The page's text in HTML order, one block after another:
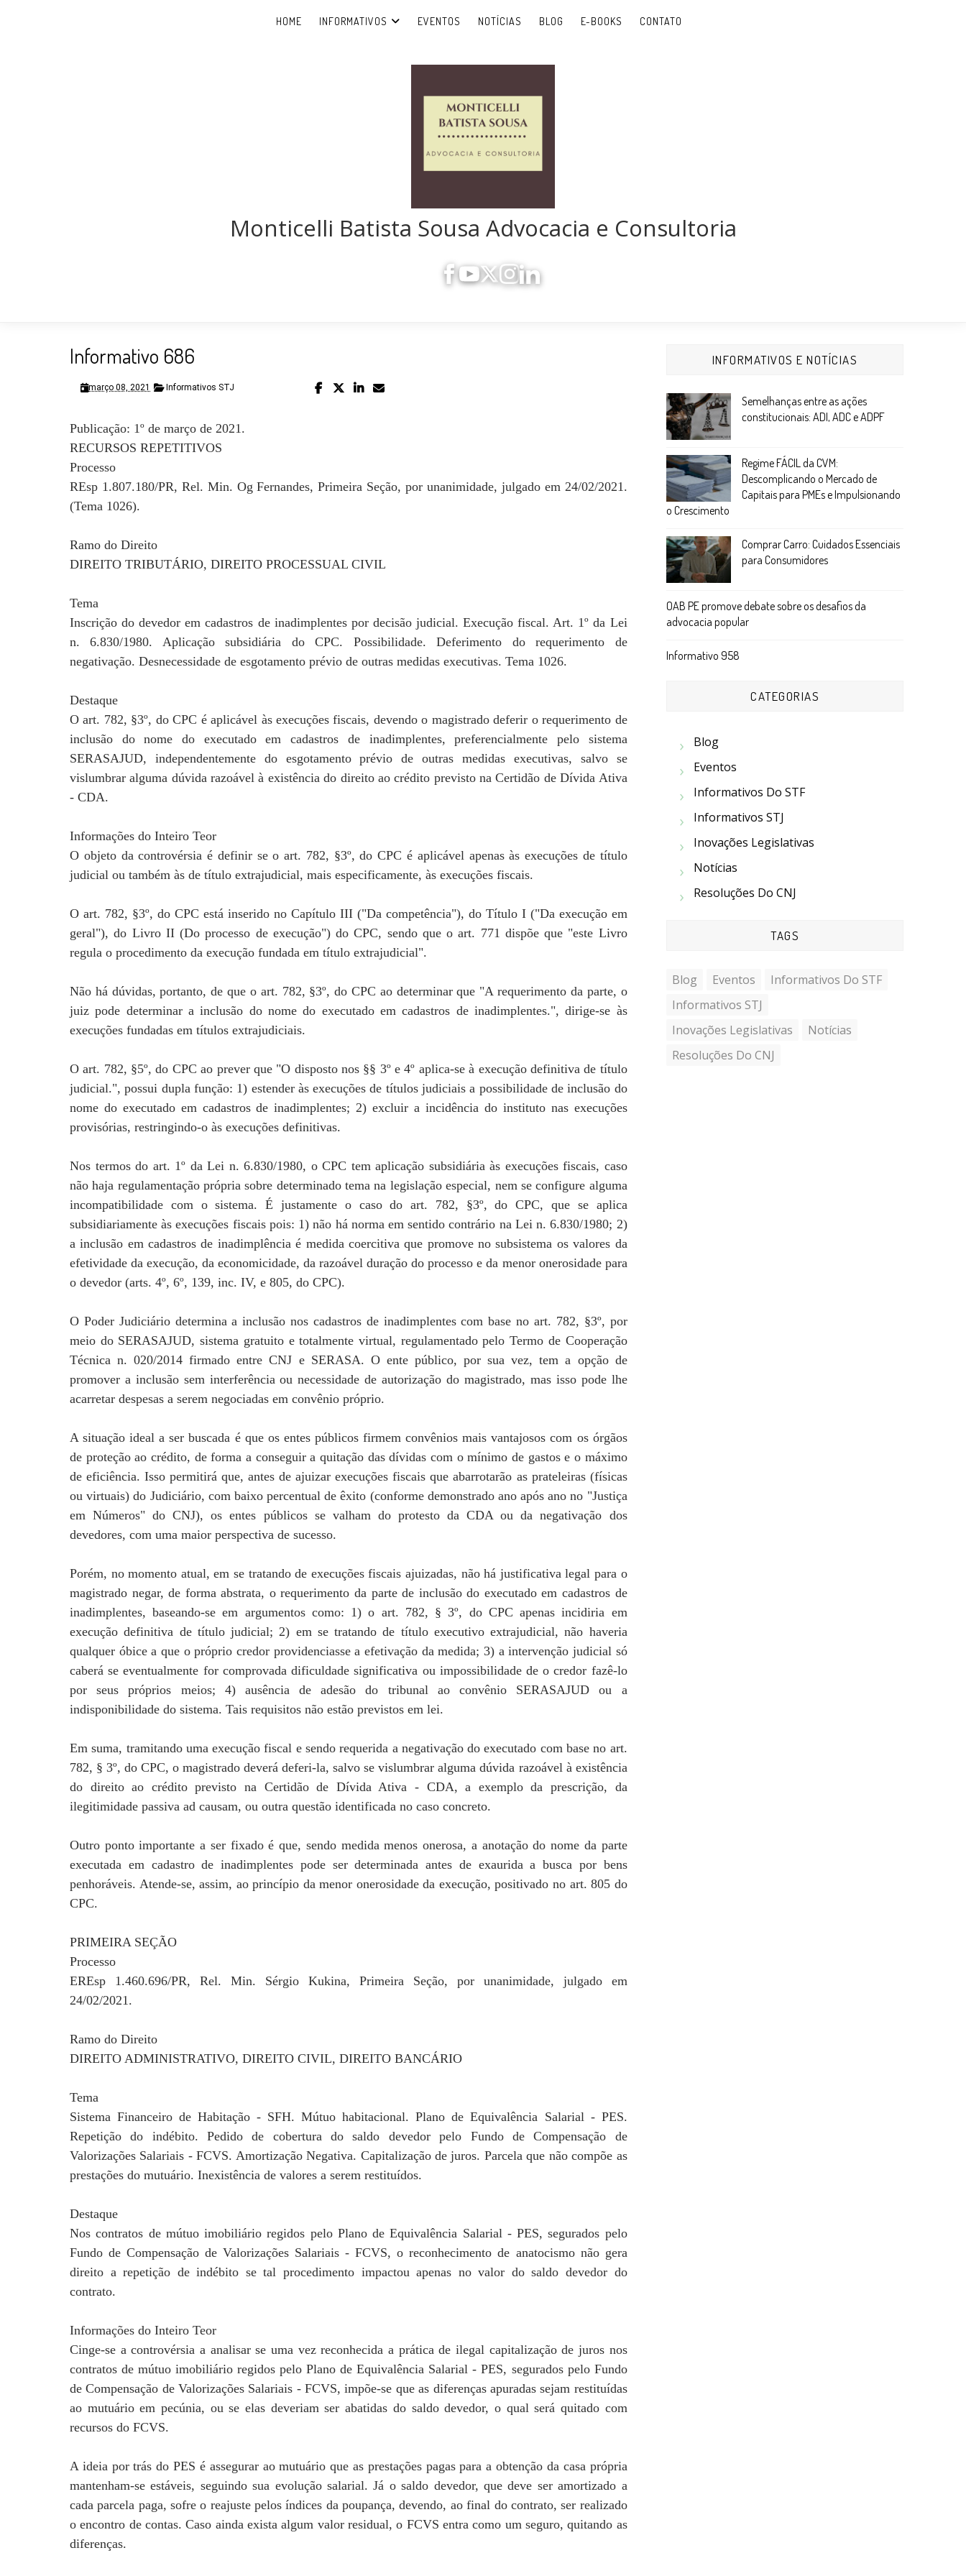
HOME INFORMATIVOS EVENTOS NOTÍCIAS BLOG E-BOOKS CONTATO
Monticelli Batista Sousa Advocacia e Consultoria
Informativo 686
março 08, 2021 Informativos STJ
Publicação: 1º de março de 2021.
RECURSOS REPETITIVOS
Processo
REsp 1.807.180/PR, Rel. Min. Og Fernandes, Primeira Seção, por unanimidade, julgado em 24/02/2021.
(Tema 1026).
Ramo do Direito
DIREITO TRIBUTÁRIO, DIREITO PROCESSUAL CIVIL
Tema
Inscrição do devedor em cadastros de inadimplentes por decisão judicial. Execução fiscal. Art. 1º da Lei
n. 6.830/1980. Aplicação subsidiária do CPC. Possibilidade. Deferimento do requerimento de
negativação. Desnecessidade de esgotamento prévio de outras medidas executivas. Tema 1026.
Destaque
O art. 782, §3º, do CPC é aplicável às execuções fiscais, devendo o magistrado deferir o requerimento de
inclusão do nome do executado em cadastros de inadimplentes, preferencialmente pelo sistema
SERASAJUD, independentemente do esgotamento prévio de outras medidas executivas, salvo se
vislumbrar alguma dúvida razoável à existência do direito ao crédito previsto na Certidão de Dívida Ativa
- CDA.
Informações do Inteiro Teor
O objeto da controvérsia é definir se o art. 782, §3º, do CPC é aplicável apenas às execuções de título
judicial ou também às de título extrajudicial, mais especificamente, às execuções fiscais.
O art. 782, §3º, do CPC está inserido no Capítulo III ("Da competência"), do Título I ("Da execução em
geral"), do Livro II (Do processo de execução") do CPC, sendo que o art. 771 dispõe que "este Livro
regula o procedimento da execução fundada em título extrajudicial".
Não há dúvidas, portanto, de que o art. 782, §3º, do CPC ao determinar que "A requerimento da parte, o
juiz pode determinar a inclusão do nome do executado em cadastros de inadimplentes.", dirige-se às
execuções fundadas em títulos extrajudiciais.
O art. 782, §5º, do CPC ao prever que "O disposto nos §§ 3º e 4º aplica-se à execução definitiva de título
judicial.", possui dupla função: 1) estender às execuções de títulos judiciais a possibilidade de inclusão do
nome do executado em cadastros de inadimplentes; 2) excluir a incidência do instituto nas execuções
provisórias, restringindo-o às execuções definitivas.
Nos termos do art. 1º da Lei n. 6.830/1980, o CPC tem aplicação subsidiária às execuções fiscais, caso
não haja regulamentação própria sobre determinado tema na legislação especial, nem se configure alguma
incompatibilidade com o sistema. É justamente o caso do art. 782, §3º, do CPC, que se aplica
subsidiariamente às execuções fiscais pois: 1) não há norma em sentido contrário na Lei n. 6.830/1980; 2)
a inclusão em cadastros de inadimplência é medida coercitiva que promove no subsistema os valores da
efetividade da execução, da economicidade, da razoável duração do processo e da menor onerosidade para
o devedor (arts. 4º, 6º, 139, inc. IV, e 805, do CPC).
O Poder Judiciário determina a inclusão nos cadastros de inadimplentes com base no art. 782, §3º, por
meio do SERASAJUD, sistema gratuito e totalmente virtual, regulamentado pelo Termo de Cooperação
Técnica n. 020/2014 firmado entre CNJ e SERASA. O ente público, por sua vez, tem a opção de
promover a inclusão sem interferência ou necessidade de autorização do magistrado, mas isso pode lhe
acarretar despesas a serem negociadas em convênio próprio.
A situação ideal a ser buscada é que os entes públicos firmem convênios mais vantajosos com os órgãos
de proteção ao crédito, de forma a conseguir a quitação das dívidas com o mínimo de gastos e o máximo
de eficiência. Isso permitirá que, antes de ajuizar execuções fiscais que abarrotarão as prateleiras (físicas
ou virtuais) do Judiciário, com baixo percentual de êxito (conforme demonstrado ano após ano no "Justiça
em Números" do CNJ), os entes públicos se valham do protesto da CDA ou da negativação dos
devedores, com uma maior perspectiva de sucesso.
Porém, no momento atual, em se tratando de execuções fiscais ajuizadas, não há justificativa legal para o
magistrado negar, de forma abstrata, o requerimento da parte de inclusão do executado em cadastros de
inadimplentes, baseando-se em argumentos como: 1) o art. 782, § 3º, do CPC apenas incidiria em
execução definitiva de título judicial; 2) em se tratando de título executivo extrajudicial, não haveria
qualquer óbice a que o próprio credor providenciasse a efetivação da medida; 3) a intervenção judicial só
caberá se eventualmente for comprovada dificuldade significativa ou impossibilidade de o credor fazê-lo
por seus próprios meios; 4) ausência de adesão do tribunal ao convênio SERASAJUD ou a
indisponibilidade do sistema. Tais requisitos não estão previstos em lei.
Em suma, tramitando uma execução fiscal e sendo requerida a negativação do executado com base no art.
782, § 3º, do CPC, o magistrado deverá deferi-la, salvo se vislumbrar alguma dúvida razoável à existência
do direito ao crédito previsto na Certidão de Dívida Ativa - CDA, a exemplo da prescrição, da
ilegitimidade passiva ad causam, ou outra questão identificada no caso concreto.
Outro ponto importante a ser fixado é que, sendo medida menos onerosa, a anotação do nome da parte
executada em cadastro de inadimplentes pode ser determinada antes de exaurida a busca por bens
penhoráveis. Atende-se, assim, ao princípio da menor onerosidade da execução, positivado no art. 805 do
CPC.
PRIMEIRA SEÇÃO
Processo
EREsp 1.460.696/PR, Rel. Min. Sérgio Kukina, Primeira Seção, por unanimidade, julgado em
24/02/2021.
Ramo do Direito
DIREITO ADMINISTRATIVO, DIREITO CIVIL, DIREITO BANCÁRIO
Tema
Sistema Financeiro de Habitação - SFH. Mútuo habitacional. Plano de Equivalência Salarial - PES.
Repetição do indébito. Pedido de cobertura do saldo devedor pelo Fundo de Compensação de
Valorizações Salariais - FCVS. Amortização Negativa. Capitalização de juros. Parcela que não compõe as
prestações do mutuário. Inexistência de valores a serem restituídos.
Destaque
Nos contratos de mútuo imobiliário regidos pelo Plano de Equivalência Salarial - PES, segurados pelo
Fundo de Compensação de Valorizações Salariais - FCVS, o reconhecimento de anatocismo não gera
direito a repetição de indébito se tal procedimento impactou apenas no valor do saldo devedor do
contrato.
Informações do Inteiro Teor
Cinge-se a controvérsia a analisar se uma vez reconhecida a prática de ilegal capitalização de juros nos
contratos de mútuo imobiliário regidos pelo Plano de Equivalência Salarial - PES, segurados pelo Fundo
de Compensação de Valorizações Salariais - FCVS, impõe-se que as diferenças apuradas sejam restituídas
ao mutuário em pecúnia, ou se elas deveriam ser abatidas do saldo devedor, o qual será quitado com
recursos do FCVS.
A ideia por trás do PES é assegurar ao mutuário que as prestações pagas para a obtenção da casa própria
mantenham-se estáveis, seguindo sua evolução salarial. Já o saldo devedor, que deve ser amortizado a
cada parcela paga, sofre o reajuste pelos índices da poupança, devendo, ao final do contrato, ser realizado
o encontro de contas. Caso ainda exista algum valor residual, o FCVS entra como um seguro, quitando as
diferenças.
INFORMATIVOS E NOTÍCIAS
Semelhanças entre as ações
constitucionais: ADI, ADC e ADPF
Regime FÁCIL da CVM:
Descomplicando o Mercado de
Capitais para PMEs e Impulsionando
o Crescimento
Comprar Carro: Cuidados Essenciais
para Consumidores
OAB PE promove debate sobre os desafios da
advocacia popular
Informativo 958
CATEGORIAS
Blog
Eventos
Informativos Do STF
Informativos STJ
Inovações Legislativas
Notícias
Resoluções Do CNJ
TAGS
Blog Eventos
Informativos Do STF
Informativos STJ
Inovações Legislativas
Notícias
Resoluções Do CNJ